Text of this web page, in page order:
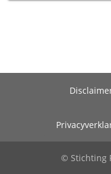
© Stichting